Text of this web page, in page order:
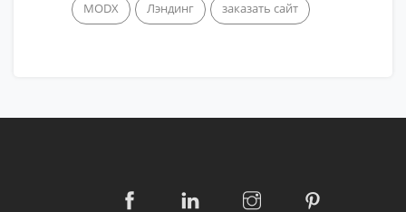
MODX Лэндинг заказать сайт